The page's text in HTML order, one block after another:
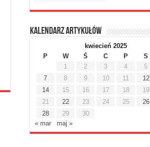
Kalendarz artykułów
kwiecień 2025
P
W Ś C P S
1
2 3 4 5
7
8 9 10 11 12
14
15 16 17 18 19
21
22 23 24 25 26
28
29
30
« mar
maj »